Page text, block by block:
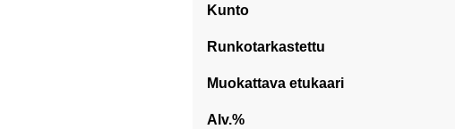
Kunto
Runkotarkastettu
Muokattava etukaari
Alv.%